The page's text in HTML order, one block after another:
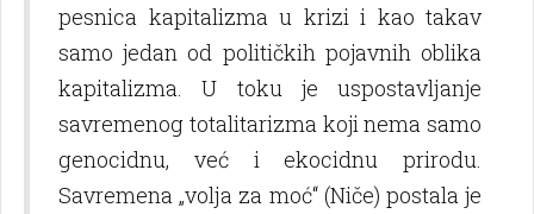
pesnica kapitalizma u krizi i kao takav
samo jedan od političkih pojavnih oblika
kapitalizma. U toku je uspostavlјanje
savremenog totalitarizma koji nema samo
genocidnu, već i ekocidnu prirodu.
Savremena „volјa za moć“ (Niče) postala je